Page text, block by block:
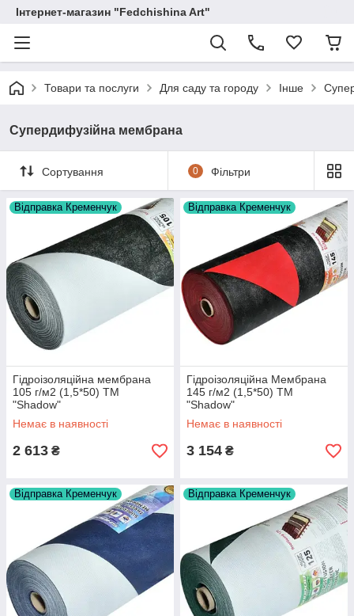
Інтернет-магазин "Fedchishina Art"
Товари та послуги Для саду та городу Інше
Супердифузійна мембрана
Сортування 0 Фільтри
Відправка Кременчук
Гідроізоляційна мембрана
105 г/м2 (1,5*50) ТМ
"Shadow"
Немає в наявності
2 613 ₴
Відправка Кременчук
Гідроізоляційна Мембрана
145 г/м2 (1,5*50) ТМ
"Shadow"
Немає в наявності
3 154 ₴
Відправка Кременчук Відправка Кременчук